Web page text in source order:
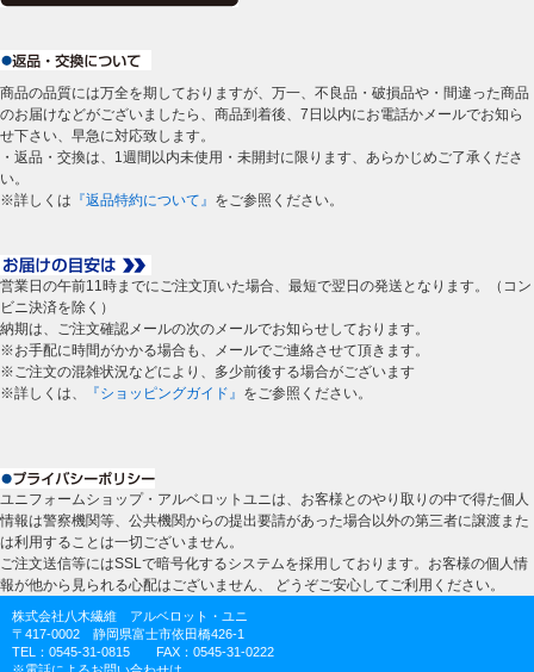
商品の品質には万全を期しておりますが、万一、不良品・破損品や・間違った商品
のお届けなどがございましたら、商品到着後、7日以内にお電話かメールでお知ら
せ下さい、早急に対応致します。
・返品・交換は、1週間以内未使用・未開封に限ります、あらかじめご了承くださ
い。
※詳しくは 『返品特約について』 をご参照ください。
営業日の午前11時までにご注文頂いた場合、最短で翌日の発送となります。（コン
ビニ決済を除く）
納期は、ご注文確認メールの次のメールでお知らせしております。
※お手配に時間がかかる場合も、メールでご連絡させて頂きます。
※ご注文の混雑状況などにより、多少前後する場合がございます
※詳しくは、
『ショッピングガイド』 をご参照ください。
ユニフォームショップ・アルベロットユニは、お客様とのやり取りの中で得た個人
情報は警察機関等、公共機関からの提出要請があった場合以外の第三者に譲渡また
は利用することは一切ございません。
ご注文送信等にはSSLで暗号化するシステムを採用しております。お客様の個人情
報が他から見られる心配はございません、 どうぞご安心してご利用ください。
株式会社八木繊維 アルベロット・ユニ
〒417-0002 静岡県富士市依田橋426-1
TEL：0545-31-0815 FAX：0545-31-0222